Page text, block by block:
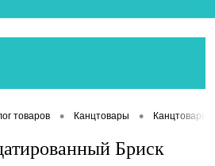
товаров • Канцтовары • Канцтовары
Бриск